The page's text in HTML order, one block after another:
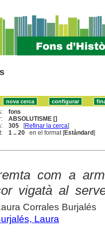
fons
ABSOLUTISME []
305 [Refinar la cerca]
1 .. 20 en el format [Estàndard]
com a
vigatà al
Corrales Burjalés
Laura